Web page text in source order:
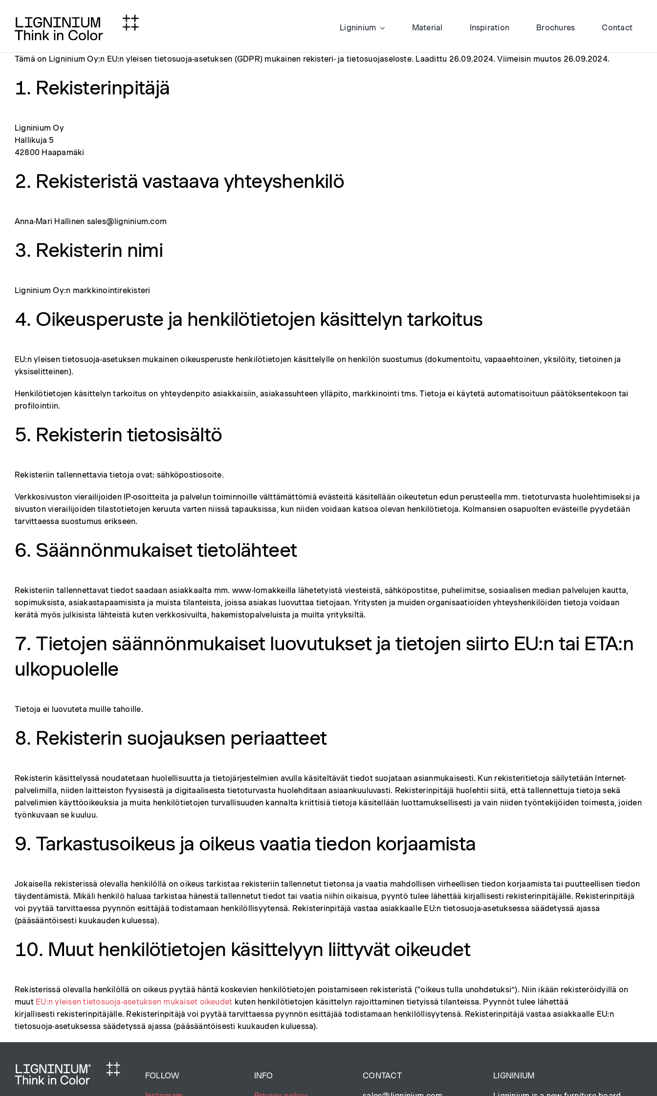
content
Ligninium Material Inspiration Brochures Contact
Tämä on Ligninium Oy:n EU:n yleisen tietosuoja-asetuksen (GDPR) mukainen rekisteri- ja tietosuojaseloste. Laadittu 26.09.2024. Viimeisin muutos 26.09.2024.
1. Rekisterinpitäjä
Ligninium Oy
Hallikuja 5
42800 Haapamäki
2. Rekisteristä vastaava yhteyshenkilö
Anna-Mari Hallinen sales@ligninium.com
3. Rekisterin nimi
Ligninium Oy:n markkinointirekisteri
4. Oikeusperuste ja henkilötietojen käsittelyn tarkoitus
EU:n yleisen tietosuoja-asetuksen mukainen oikeusperuste henkilötietojen käsittelylle on henkilön suostumus (dokumentoitu, vapaaehtoinen, yksilöity, tietoinen ja
yksiselitteinen).
Henkilötietojen käsittelyn tarkoitus on yhteydenpito asiakkaisiin, asiakassuhteen ylläpito, markkinointi tms. Tietoja ei käytetä automatisoituun päätöksentekoon tai
profilointiin.
5. Rekisterin tietosisältö
Rekisteriin tallennettavia tietoja ovat: sähköpostiosoite.
Verkkosivuston vierailijoiden IP-osoitteita ja palvelun toiminnoille välttämättömiä evästeitä käsitellään oikeutetun edun perusteella mm. tietoturvasta huolehtimiseksi ja
sivuston vierailijoiden tilastotietojen keruuta varten niissä tapauksissa, kun niiden voidaan katsoa olevan henkilötietoja. Kolmansien osapuolten evästeille pyydetään
tarvittaessa suostumus erikseen.
6. Säännönmukaiset tietolähteet
Rekisteriin tallennettavat tiedot saadaan asiakkaalta mm. www-lomakkeilla lähetetyistä viesteistä, sähköpostitse, puhelimitse, sosiaalisen median palvelujen kautta,
sopimuksista, asiakastapaamisista ja muista tilanteista, joissa asiakas luovuttaa tietojaan. Yritysten ja muiden organisaatioiden yhteyshenkilöiden tietoja voidaan
kerätä myös julkisista lähteistä kuten verkkosivuilta, hakemistopalveluista ja muilta yrityksiltä.
7. Tietojen säännönmukaiset luovutukset ja tietojen siirto EU:n tai ETA:n
ulkopuolelle
Tietoja ei luovuteta muille tahoille.
8. Rekisterin suojauksen periaatteet
Rekisterin käsittelyssä noudatetaan huolellisuutta ja tietojärjestelmien avulla käsiteltävät tiedot suojataan asianmukaisesti. Kun rekisteritietoja säilytetään Internet-
palvelimilla, niiden laitteiston fyysisestä ja digitaalisesta tietoturvasta huolehditaan asiaankuuluvasti. Rekisterinpitäjä huolehtii siitä, että tallennettuja tietoja sekä
palvelimien käyttöoikeuksia ja muita henkilötietojen turvallisuuden kannalta kriittisiä tietoja käsitellään luottamuksellisesti ja vain niiden työntekijöiden toimesta, joiden
työnkuvaan se kuuluu.
9. Tarkastusoikeus ja oikeus vaatia tiedon korjaamista
Jokaisella rekisterissä olevalla henkilöllä on oikeus tarkistaa rekisteriin tallennetut tietonsa ja vaatia mahdollisen virheellisen tiedon korjaamista tai puutteellisen tiedon
täydentämistä. Mikäli henkilö haluaa tarkistaa hänestä tallennetut tiedot tai vaatia niihin oikaisua, pyyntö tulee lähettää kirjallisesti rekisterinpitäjälle. Rekisterinpitäjä
voi pyytää tarvittaessa pyynnön esittäjää todistamaan henkilöllisyytensä. Rekisterinpitäjä vastaa asiakkaalle EU:n tietosuoja-asetuksessa säädetyssä ajassa
(pääsääntöisesti kuukauden kuluessa).
10. Muut henkilötietojen käsittelyyn liittyvät oikeudet
Rekisterissä olevalla henkilöllä on oikeus pyytää häntä koskevien henkilötietojen poistamiseen rekisteristä (“oikeus tulla unohdetuksi”). Niin ikään rekisteröidyillä on
muut EU:n yleisen tietosuoja-asetuksen mukaiset oikeudet kuten henkilötietojen käsittelyn rajoittaminen tietyissä tilanteissa. Pyynnöt tulee lähettää
kirjallisesti rekisterinpitäjälle. Rekisterinpitäjä voi pyytää tarvittaessa pyynnön esittäjää todistamaan henkilöllisyytensä. Rekisterinpitäjä vastaa asiakkaalle EU:n
tietosuoja-asetuksessa säädetyssä ajassa (pääsääntöisesti kuukauden kuluessa).
FOLLOW INFO CONTACT LIGNINIUM